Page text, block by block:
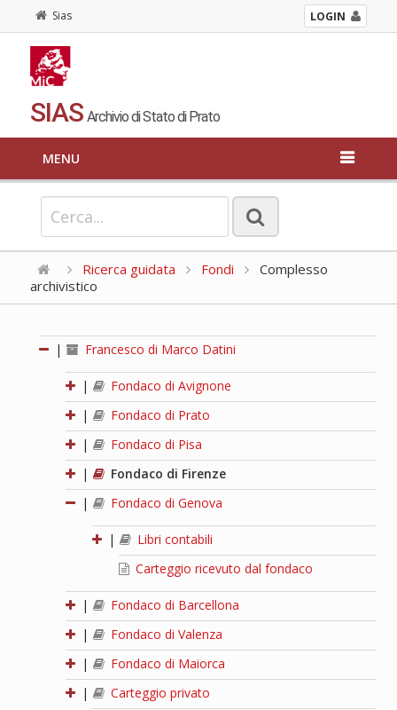
Sias LOGIN
SIAS Archivio di Stato di Prato
MENU
Ricerca guidata Fondi
Complesso
archivistico
| Francesco di Marco Datini
|
Fondaco di Avignone
|
Fondaco di Prato
|
Fondaco di Pisa
|
Fondaco di Firenze
|
Fondaco di Genova
|
Libri contabili
Carteggio ricevuto dal fondaco
|
Fondaco di Barcellona
|
Fondaco di Valenza
|
Fondaco di Maiorca
|
Carteggio privato